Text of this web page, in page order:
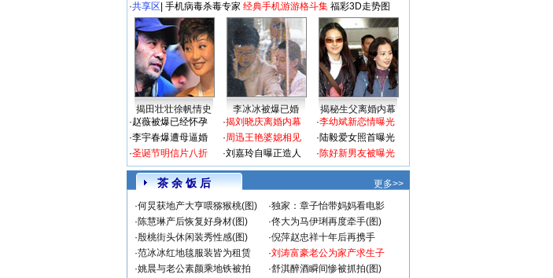
·共享区 手机病毒杀毒专家 经典手机游游格斗集 福彩3D走势图
揭田壮壮徐帆情史 李冰冰被爆已婚
揭秘生父离婚内幕
·赵薇被爆已经怀孕
·李宇春爆遭母逼婚
·圣诞节明信片八折
·揭刘晓庆离婚内幕
·周迅王艳婆媳相见
·刘嘉玲自曝正造人
·李幼斌新恋情曝光
·陆毅爱女照首曝光
·陈好新男友被曝光
茶 余 饭 后
更多>>
·何炅获地产大亨喂猕猴桃(图) ·独家：章子怡带妈妈看电影
·陈慧琳产后恢复好身材(图) ·佟大为马伊琍再度牵手(图)
·殷桃街头休闲装秀性感(图) ·倪萍赵忠祥十年后再携手
·范冰冰红地毯服装皆为租赁 ·刘涛富豪老公为家产求生子
·姚晨与老公素颜乘地铁被拍 ·舒淇醉酒瞬间惨被抓拍(图)